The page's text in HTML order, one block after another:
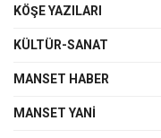
KÖŞE YAZILARI
KÜLTÜR-SANAT
MANSET HABER
MANSET YANI